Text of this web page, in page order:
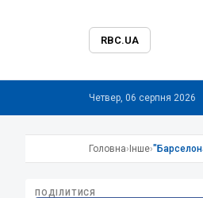
RBC.UA
Четвер, 06 серпня 2026
Головна› Інше›
ПОДІЛИТИСЯ